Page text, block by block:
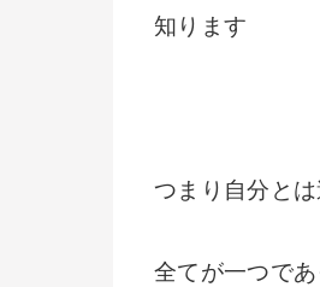
知ります
つまり自分と
全てが一つで